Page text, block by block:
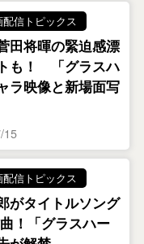
信トピックス
田将暉の緊迫感漂
も！ 「グラスハ
ラ映像と新場面写
15
信トピックス
がタイトルソング
！「グラスハー